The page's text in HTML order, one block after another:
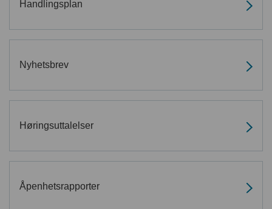
Handlingsplan
Nyhetsbrev
Høringsuttalelser
Åpenhetsrapporter